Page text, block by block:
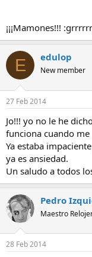
¡¡¡Mamones!!!
E edulop
New member
27 Feb 2014
Jo!!! yo no le he
funciona cuando me
Ya estaba
ya es ansiedad.
Un saludo a todos
Pedro
Maestro
28 Feb 2014